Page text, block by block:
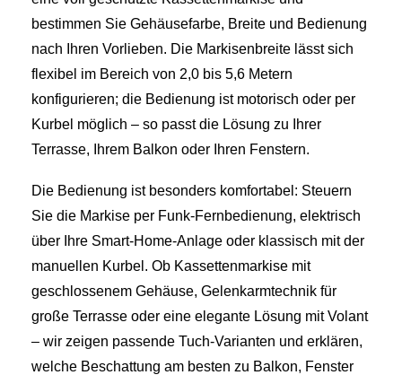
bestimmen Sie Gehäusefarbe, Breite und Bedienung
nach Ihren Vorlieben. Die Markisenbreite lässt sich
flexibel im Bereich von 2,0 bis 5,6 Metern
konfigurieren; die Bedienung ist motorisch oder per
Kurbel möglich – so passt die Lösung zu Ihrer
Terrasse, Ihrem Balkon oder Ihren Fenstern.
Die Bedienung ist besonders komfortabel: Steuern
Sie die Markise per Funk-Fernbedienung, elektrisch
über Ihre Smart-Home-Anlage oder klassisch mit der
manuellen Kurbel. Ob Kassettenmarkise mit
geschlossenem Gehäuse, Gelenkarmtechnik für
große Terrasse oder eine elegante Lösung mit Volant
– wir zeigen passende Tuch-Varianten und erklären,
welche Beschattung am besten zu Balkon, Fenster